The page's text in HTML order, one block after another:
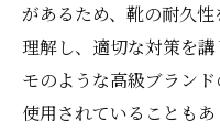
加水分解を防
湿気を避ける
フェラガモ靴
があるため、靴の耐久
理解し、適切な対策を
モのような高級ブラン
使用されていることも